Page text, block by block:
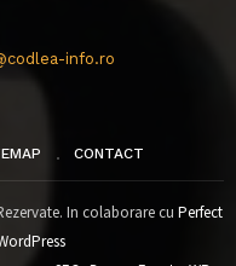
info.ro
CONTACT
In colaborare cu Perfect